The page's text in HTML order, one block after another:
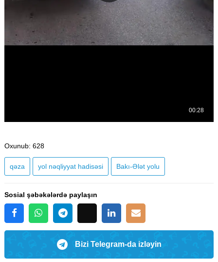
Oxunub: 628
qəza yol nəqliyyat hadisəsi Bakı-Ələt yolu
Sosial şəbəkələrdə paylaşın
Bizi Telegram-da izləyin